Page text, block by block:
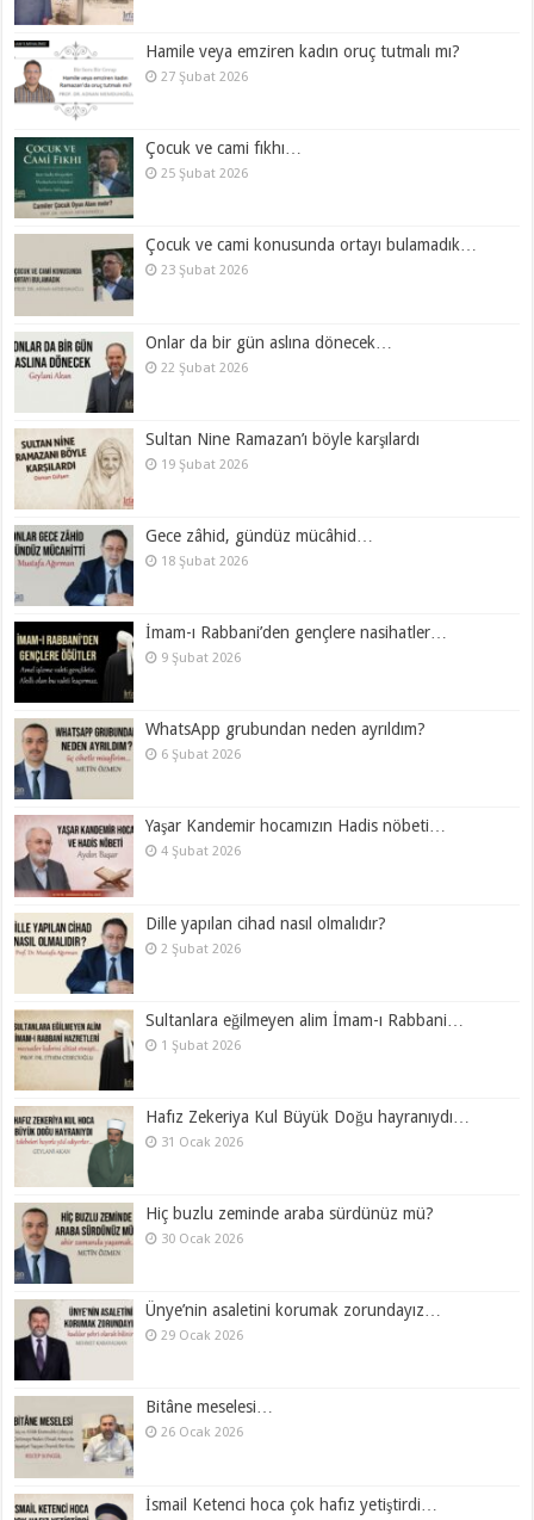
Hamile veya emziren kadın oruç tutmalı mı?
27 Şubat 2026
Çocuk ve cami fıkhı…
25 Şubat 2026
Çocuk ve cami konusunda ortayı bulamadık…
23 Şubat 2026
Onlar da bir gün aslına dönecek…
22 Şubat 2026
Sultan Nine Ramazan’ı böyle karşılardı
19 Şubat 2026
Gece zâhid, gündüz mücâhid…
18 Şubat 2026
İmam-ı Rabbani’den gençlere nasihatler…
9 Şubat 2026
WhatsApp grubundan neden ayrıldım?
6 Şubat 2026
Yaşar Kandemir hocamızın Hadis nöbeti…
4 Şubat 2026
Dille yapılan cihad nasıl olmalıdır?
2 Şubat 2026
Sultanlara eğilmeyen alim İmam-ı Rabbani…
1 Şubat 2026
Hafız Zekeriya Kul Büyük Doğu hayranıydı…
31 Ocak 2026
Hiç buzlu zeminde araba sürdünüz mü?
30 Ocak 2026
Ünye’nin asaletini korumak zorundayız…
29 Ocak 2026
Bitâne meselesi…
26 Ocak 2026
İsmail Ketenci hoca çok hafız yetiştirdi…